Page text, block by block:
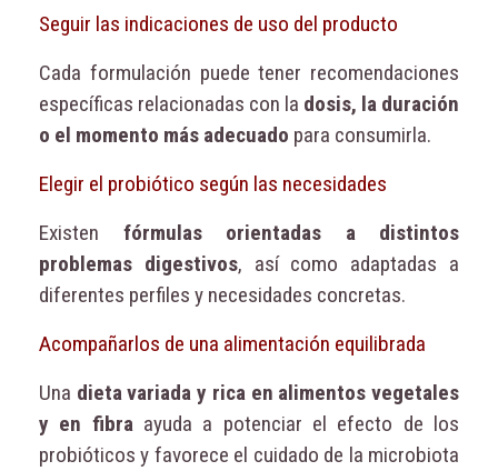
Seguir las indicaciones de uso del producto
Cada formulación puede tener recomendaciones
específicas relacionadas con la dosis, la duración
o el momento más adecuado para consumirla.
Elegir el probiótico según las necesidades
Existen fórmulas orientadas a distintos
problemas digestivos, así como adaptadas a
diferentes perfiles y necesidades concretas.
Acompañarlos de una alimentación equilibrada
Una dieta variada y rica en alimentos vegetales
y en fibraayuda a potenciar el efecto de los
probióticos y favorece el cuidado de la microbiota